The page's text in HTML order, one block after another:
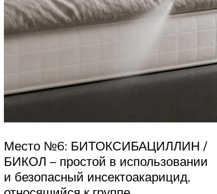
Место №6: БИТОКСИБАЦИЛЛИН /
БИКОЛ – простой в использовании
и безопасный инсектоакарицид,